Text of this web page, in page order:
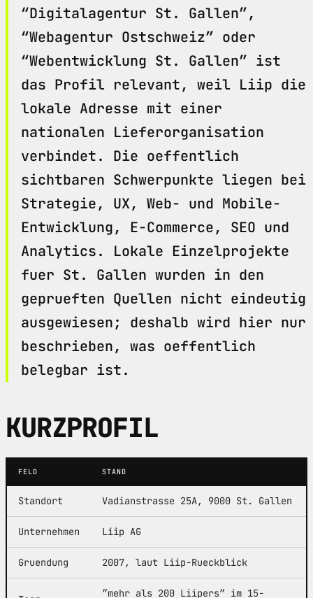
“Digitalagentur St. Gallen”,
“Webagentur Ostschweiz” oder
“Webentwicklung St. Gallen” ist
das Profil relevant, weil Liip die
lokale Adresse mit einer
nationalen Lieferorganisation
verbindet. Die oeffentlich
sichtbaren Schwerpunkte liegen bei
Strategie, UX, Web- und Mobile-
Entwicklung, E-Commerce, SEO und
Analytics. Lokale Einzelprojekte
fuer St. Gallen wurden in den
geprueften Quellen nicht eindeutig
ausgewiesen; deshalb wird hier nur
beschrieben, was oeffentlich
belegbar ist.
KURZPROFIL
FELD STAND
Standort Vadianstrasse 25A, 9000 St. Gallen
Unternehmen Liip AG
Gruendung 2007, laut Liip-Rueckblick
”mehr als 200 Liipers” im 15-